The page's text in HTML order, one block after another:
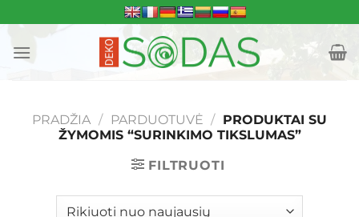
to
content
PRADŽIA / PARDUOTUVĖ / PRODUKTAI SU
ŽYMOMIS “SURINKIMO TIKSLUMAS”
FILTRUOTI